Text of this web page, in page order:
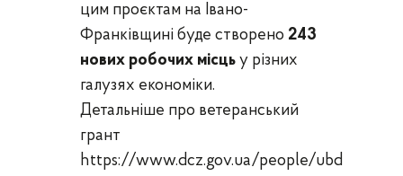
цим проєктам на Івано-
Франківщині буде створено 243
нових робочих місць у різних
галузях економіки.
Детальніше про ветеранський
грант
https://www.dcz.gov.ua/people/ubd